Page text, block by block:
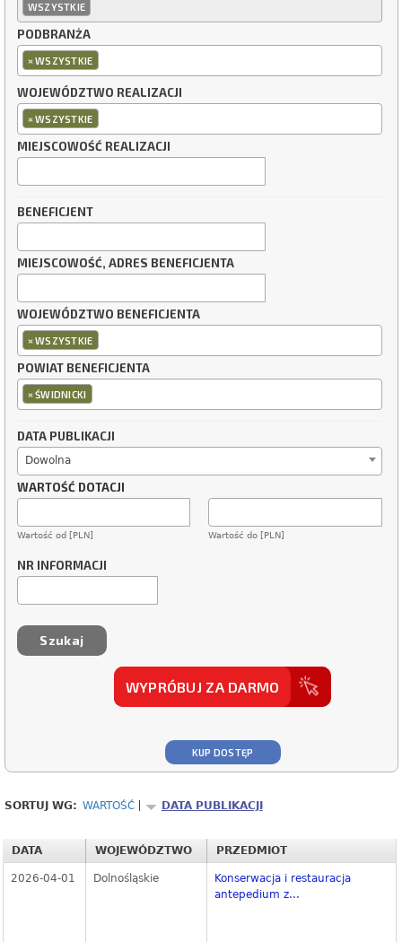
WSZYSTKIE
PODBRANŻA
×WSZYSTKIE
WOJEWÓDZTWO REALIZACJI
×WSZYSTKIE
MIEJSCOWOŚĆ REALIZACJI
BENEFICJENT
MIEJSCOWOŚĆ, ADRES BENEFICJENTA
WOJEWÓDZTWO BENEFICJENTA
×WSZYSTKIE
POWIAT BENEFICJENTA
×ŚWIDNICKI
DATA PUBLIKACJI
Dowolna
WARTOŚĆ DOTACJI
Wartość od [PLN] Wartość do [PLN]
NR INFORMACJI
WYPRÓBUJ ZA DARMO
KUP DOSTĘP
SORTUJ WG: WARTOŚĆ DATA PUBLIKACJI
DATA WOJEWÓDZTWO PRZEDMIOT
2026-04-01 Dolnośląskie
Konserwacja i restauracja
antepedium z...